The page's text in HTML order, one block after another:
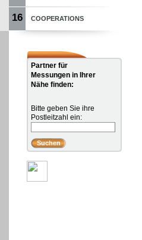
16 COOPERATIONS
Partner für
Messungen in Ihrer
Nähe finden:
Bitte geben Sie ihre
Postleitzahl ein: